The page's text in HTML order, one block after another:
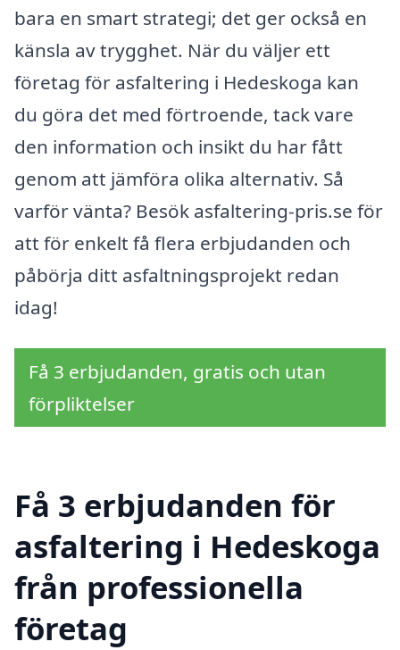
bara en smart strategi; det ger också en
känsla av trygghet. När du väljer ett
företag för asfaltering i Hedeskoga kan
du göra det med förtroende, tack vare
den information och insikt du har fått
genom att jämföra olika alternativ. Så
varför vänta? Besök asfaltering-pris.se för
att för enkelt få flera erbjudanden och
påbörja ditt asfaltningsprojekt redan
idag!
Få 3 erbjudanden, gratis och utan
förpliktelser
Få 3 erbjudanden för
asfaltering i Hedeskoga
från professionella
företag